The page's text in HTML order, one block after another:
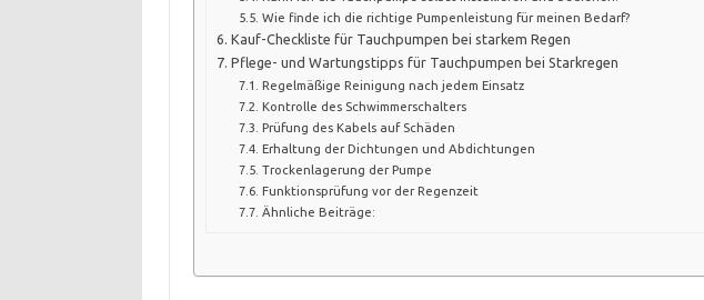
Wie finde ich die richtige Pumpenleistung für meinen Bedarf?
Kauf-Checkliste für Tauchpumpen bei starkem Regen
Pflege- und Wartungstipps für Tauchpumpen bei Starkregen
Regelmäßige Reinigung nach jedem Einsatz
Kontrolle des Schwimmerschalters
Prüfung des Kabels auf Schäden
Erhaltung der Dichtungen und Abdichtungen
Trockenlagerung der Pumpe
Funktionsprüfung vor der Regenzeit
Ähnliche Beiträge: